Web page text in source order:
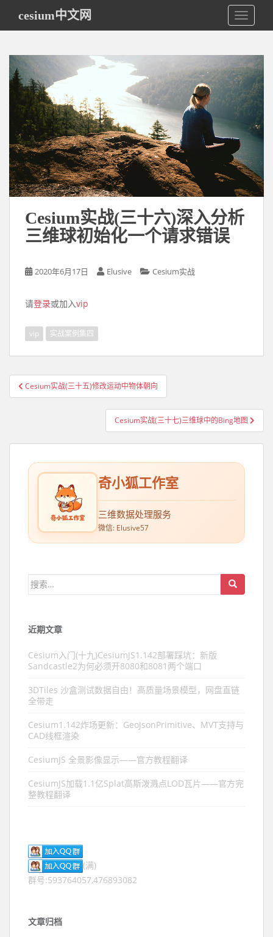
i
cesium中文网
Cesium实战(三十六)深入分析
三维球初始化一个请求错误
2020年6月17日 Elusive Cesium实战
请登录或加入vip
vip 实战案例集四
文章导航
Cesium实战(三十五)修改运动中物体朝向
Cesium实战(三十七)三维球中的Bing地图
奇小狐工作室
三维数据处理服务
微信: Elusive57
搜索：
近期文章
Cesium入门(十九)CesiumJS1.142部署踩坑：新版
Sandcastle2为何必须开8080和8081两个端口
3DTiles 沙盒测试数据自由！高质量场景模型，网盘直链
全带走
Cesium1.142炸场更新：GeoJsonPrimitive、MVT支持与
CAD线框渲染
CesiumJS 全景影像显示——官方教程翻译
CesiumJS加载1.1亿Splat高斯泼溅点LOD瓦片——官方完
整教程翻译
(满)
群号:593764057,476893082
文章归档